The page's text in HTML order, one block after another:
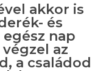
akkor is
és
nap
az
a családod